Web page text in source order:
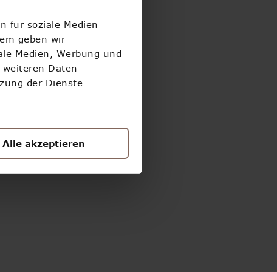
für soziale Medien
geben wir
Medien, Werbung und
Daten
der Dienste
Alle akzeptieren